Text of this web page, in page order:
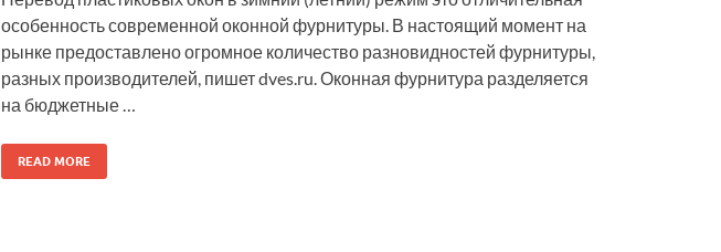
особенность современной оконной фурнитуры. В настоящий момент на
рынке предоставлено огромное количество разновидностей фурнитуры,
разных производителей, пишет dves.ru. Оконная фурнитура разделяется
на бюджетные …
READ MORE